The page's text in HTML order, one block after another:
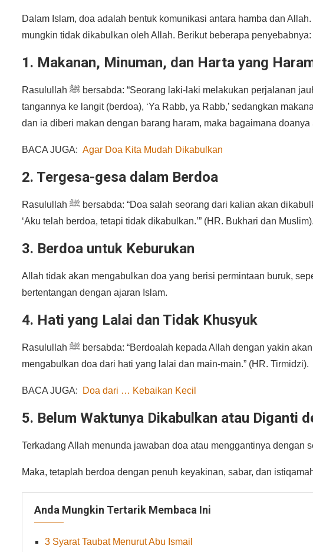
Dalam Islam, doa adalah bentuk komunikasi antara hamba dan
mungkin tidak dikabulkan oleh Allah. Berikut beberapa penyebabnya:
1. Makanan, Minuman, dan Harta yang
Rasulullah ﷺ bersabda: “Seorang laki-laki melakukan perjalanan jauh, rambutnya kusut dan berdebu, ia menengadahkan
tangannya ke langit (berdoa), ‘Ya Rabb, ya Rabb,’ sedangkan
dan ia diberi makan dengan barang haram, maka bagaimana
BACA JUGA: Agar Doa Kita Mudah Dikabulkan
2. Tergesa-gesa dalam Berdoa
Rasulullah ﷺ bersabda: “Doa salah seorang dari kalian akan dikabulkan selama ia tidak tergesa-gesa dengan mengatakan,
‘Aku telah berdoa, tetapi tidak dikabulkan.’” (HR. Bukhari dan Muslim).
3. Berdoa untuk Keburukan
Allah tidak akan mengabulkan doa yang berisi permintaan buruk,
bertentangan dengan ajaran Islam.
4. Hati yang Lalai dan Tidak Khusyuk
Rasulullah ﷺ bersabda: “Berdoalah kepada Allah dengan yakin akan dikabulkan, dan ketahuilah bahwa Allah tidak
mengabulkan doa dari hati yang lalai dan main-main.” (HR. Tirmidzi).
BACA JUGA: Doa dari … Kebaikan Kecil
5. Belum Waktunya Dikabulkan atau Diganti
Terkadang Allah menunda jawaban doa atau menggantinya dengan
Maka, tetaplah berdoa dengan penuh keyakinan, sabar, dan
Anda Mungkin Tertarik Membaca Ini
3 Syarat Taubat Menurut Abu Ismail